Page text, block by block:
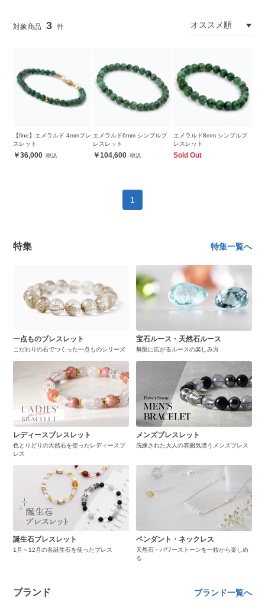
3
【fine】エメラルド 4mmブレ
スレット
36,000
エメラルド6mm シンプルブ
レスレット
104,600
エメラルド8mm シンプルブ
レスレット
Sold Out
1
特集 特集一覧へ
一点ものブレスレット
こだわりの石でつくった一点ものシリーズ
宝石ルース・天然石ルース
無限に広がるルースの楽しみ方
レディースブレスレット
色とりどりの天然石を使ったレディースブ
レス
メンズブレスレット
洗練された大人の雰囲気漂うメンズブレス
誕生石ブレスレット
1月～12月の各誕生石を使ったブレス
ペンダント・ネックレス
天然石・パワーストーンを一粒から楽しめ
る
ブランド ブランド一覧へ